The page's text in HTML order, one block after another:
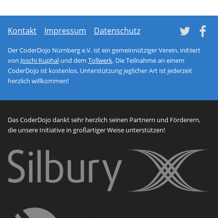
Kontakt Impressum Datenschutz
Der CoderDojo Nürnberg e.V. ist ein gemeinnütziger Verein, initiiert
von Joschi Kuphal und dem Tollwerk. Die Teilnahme an einem
CoderDojo ist kostenlos. Unterstützung jeglicher Art ist jederzeit
herzlich willkommen!
Das CoderDojo dankt sehr herzlich seinen Partnern und Förderern,
die unsere Initiative in großartiger Weise unterstützen!